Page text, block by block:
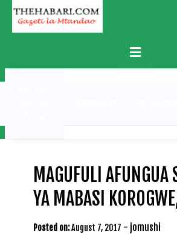
Skip
content
Primary
Menu
MAGUFULI AFUNGUA
YA MABASI
Posted on:August 7, 2017 - jomushi